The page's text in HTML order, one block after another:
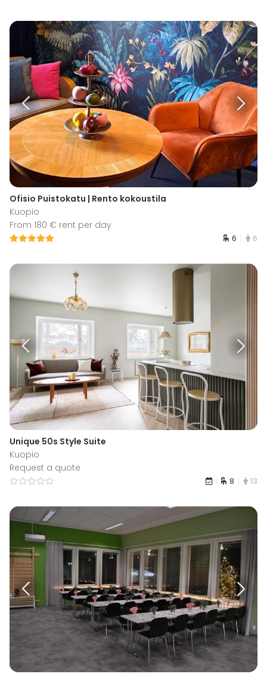
Ofisio Puistokatu | Rento kokoustila
Kuopio
From 180 € rent per day
6 6
Unique 50s Style Suite
Kuopio
Request a quote
8 13